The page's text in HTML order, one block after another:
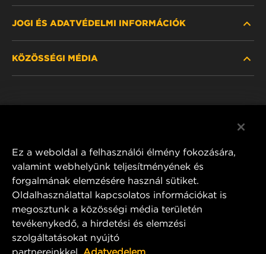
HOL KAPHATÓ
JOGI ÉS ADATVÉDELMI INFORMÁCIÓK
KÖZÖSSÉGI MÉDIA
MANN+HUMMEL FT Poland
ul. Wrocławska 145,
63-800 GOSTYŃ, POLAND
Tel. +48 65 572 89 00
Ez a weboldal a felhasználói élmény fokozására,
valamint webhelyünk teljesítményének és
forgalmának elemzésére használ sütiket.
Oldalhasználattal kapcsolatos információkat is
megosztunk a közösségi média területén
tevékenykedő, a hirdetési és elemzési
szolgáltatásokat nyújtó
partnereinkkel. Adatvedelem